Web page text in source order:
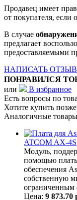
Продавец имеет
от покупателя, если
В случае
предлагает
предоставляемыми
НАПИСАТЬ ОТЗЫВ
ПОНРАВИЛСЯ
или
В избранное
Есть вопросы по
Хотите купить
Аналогичные
ATCOM AX-4S
Модуль,
помощью
обеспечения
собственную
ограниченным
Цена: 9 873.70